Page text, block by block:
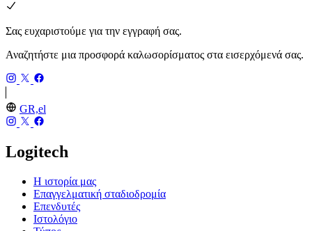
Σας ευχαριστούμε για την εγγραφή σας.
Αναζητήστε μια προσφορά καλωσορίσματος στα εισερχόμενά σας.
GR,el
Logitech
Η ιστορία μας
Επαγγελματική σταδιοδρομία
Επενδυτές
Ιστολόγιο